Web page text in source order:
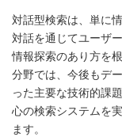
対話型検索は、単に
対話を通じてユーザ
情報探索のあり方を
分野では、今後もデ
った主要な技術的課
心の検索システムを
ます。